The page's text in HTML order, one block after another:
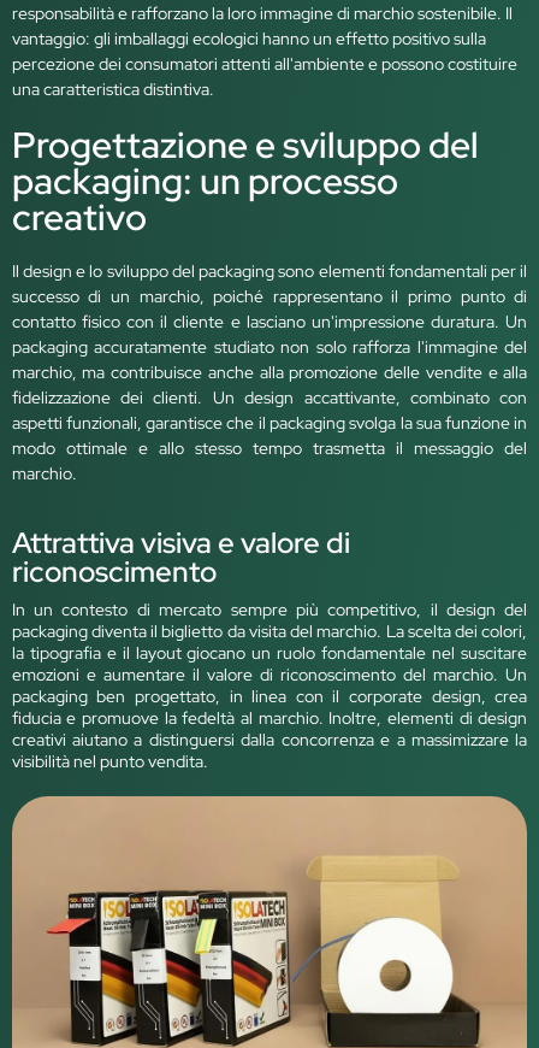
responsabilità e rafforzano la loro immagine di marchio sostenibile. Il
vantaggio: gli imballaggi ecologici hanno un effetto positivo sulla
percezione dei consumatori attenti all'ambiente e possono costituire
una caratteristica distintiva.
Progettazione e sviluppo del
packaging: un processo
creativo
Il design e lo sviluppo del packaging sono elementi fondamentali per il
successo di un marchio, poiché rappresentano il primo punto di
contatto fisico con il cliente e lasciano un'impressione duratura. Un
packaging accuratamente studiato non solo rafforza l'immagine del
marchio, ma contribuisce anche alla promozione delle vendite e alla
fidelizzazione dei clienti. Un design accattivante, combinato con
aspetti funzionali, garantisce che il packaging svolga la sua funzione in
modo ottimale e allo stesso tempo trasmetta il messaggio del
marchio.
Attrattiva visiva e valore di
riconoscimento
In un contesto di mercato sempre più competitivo, il design del
packaging diventa il biglietto da visita del marchio. La scelta dei colori,
la tipografia e il layout giocano un ruolo fondamentale nel suscitare
emozioni e aumentare il valore di riconoscimento del marchio. Un
packaging ben progettato, in linea con il corporate design, crea
fiducia e promuove la fedeltà al marchio. Inoltre, elementi di design
creativi aiutano a distinguersi dalla concorrenza e a massimizzare la
visibilità nel punto vendita.